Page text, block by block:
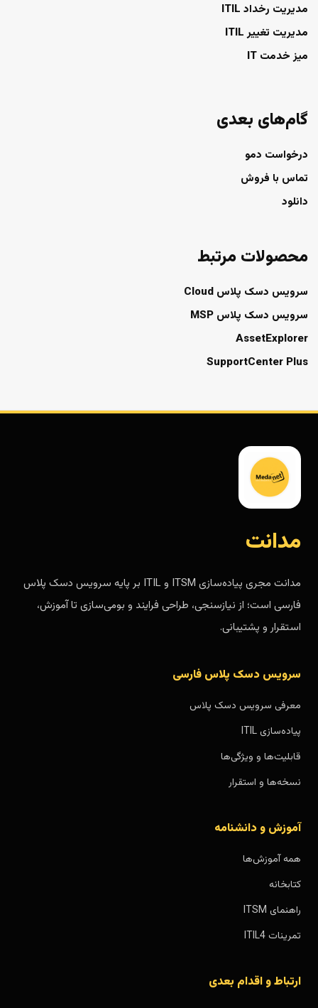
مدیریت رخداد ITIL
مدیریت تغییر ITIL
میز خدمت IT
گام‌های بعدی
درخواست دمو
تماس با فروش
دانلود
محصولات مرتبط
سرویس دسک پلاس Cloud
سرویس دسک پلاس MSP
AssetExplorer
SupportCenter Plus
مدانت
مدانت مجری پیاده‌سازی ITSM و ITIL بر پایه سرویس دسک پلاس
فارسی است؛ از نیازسنجی، طراحی فرایند و بومی‌سازی تا آموزش،
استقرار و پشتیبانی.
سرویس دسک پلاس فارسی
معرفی سرویس دسک پلاس
پیاده‌سازی ITIL
قابلیت‌ها و ویژگی‌ها
نسخه‌ها و استقرار
آموزش و دانشنامه
همه آموزش‌ها
کتابخانه
راهنمای ITSM
تمرینات ITIL4
ارتباط و اقدام بعدی